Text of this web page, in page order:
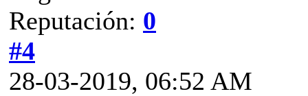
Reputación: 0
#4
28-03-2019, 06:52 AM